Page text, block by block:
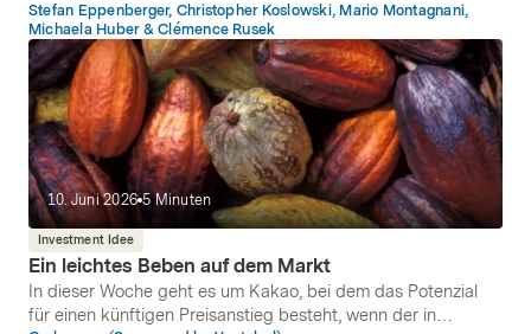
Inflationsdruck erhöht und die Zentralbanken dazu
veranlasst, ihre geldpolitische Ausrichtung zu überdenken.
Nach mehr als 100 Tagen Konflikt haben die USA und der
Iran nun jedoch eine Absichtserklärung unterzeichnet
Stefan Eppenberger, Christopher Koslowski, Mario Montagnani,
Michaela Huber & Clémence Rusek
10. Juni 2026 5 Minuten
Investment Idee
Ein leichtes Beben auf dem Markt
In dieser Woche geht es um Kakao, bei dem das Potenzial
für einen künftigen Preisanstieg besteht, wenn der in